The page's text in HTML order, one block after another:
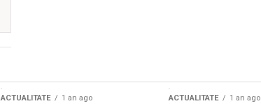
ACTUALITATE 1 an ago ACTUALITATE 1 an ago